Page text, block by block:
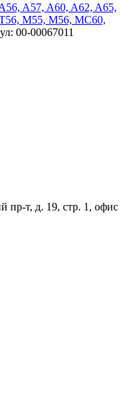
A57, A60, A62, A65,
M55, M56, MC60,
00-00067011
пр-т, д. 19, стр. 1, офис